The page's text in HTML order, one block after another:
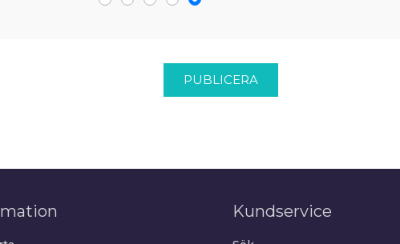
PUBLICERA
Kundservice